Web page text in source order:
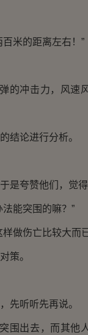
米的距离左右！”
冲击力，风速
论进行分析。
夸赞他们，觉得
能突围的嘛？”
做伤亡比较大而
策。
听听先再说。
出去，而其他